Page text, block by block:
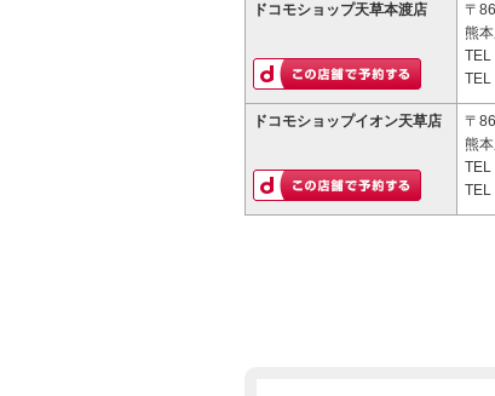
ドコモショップ天草本渡店
〒
熊
TEL
TEL
ドコモショップイオン天草店
〒
熊
TEL
TEL